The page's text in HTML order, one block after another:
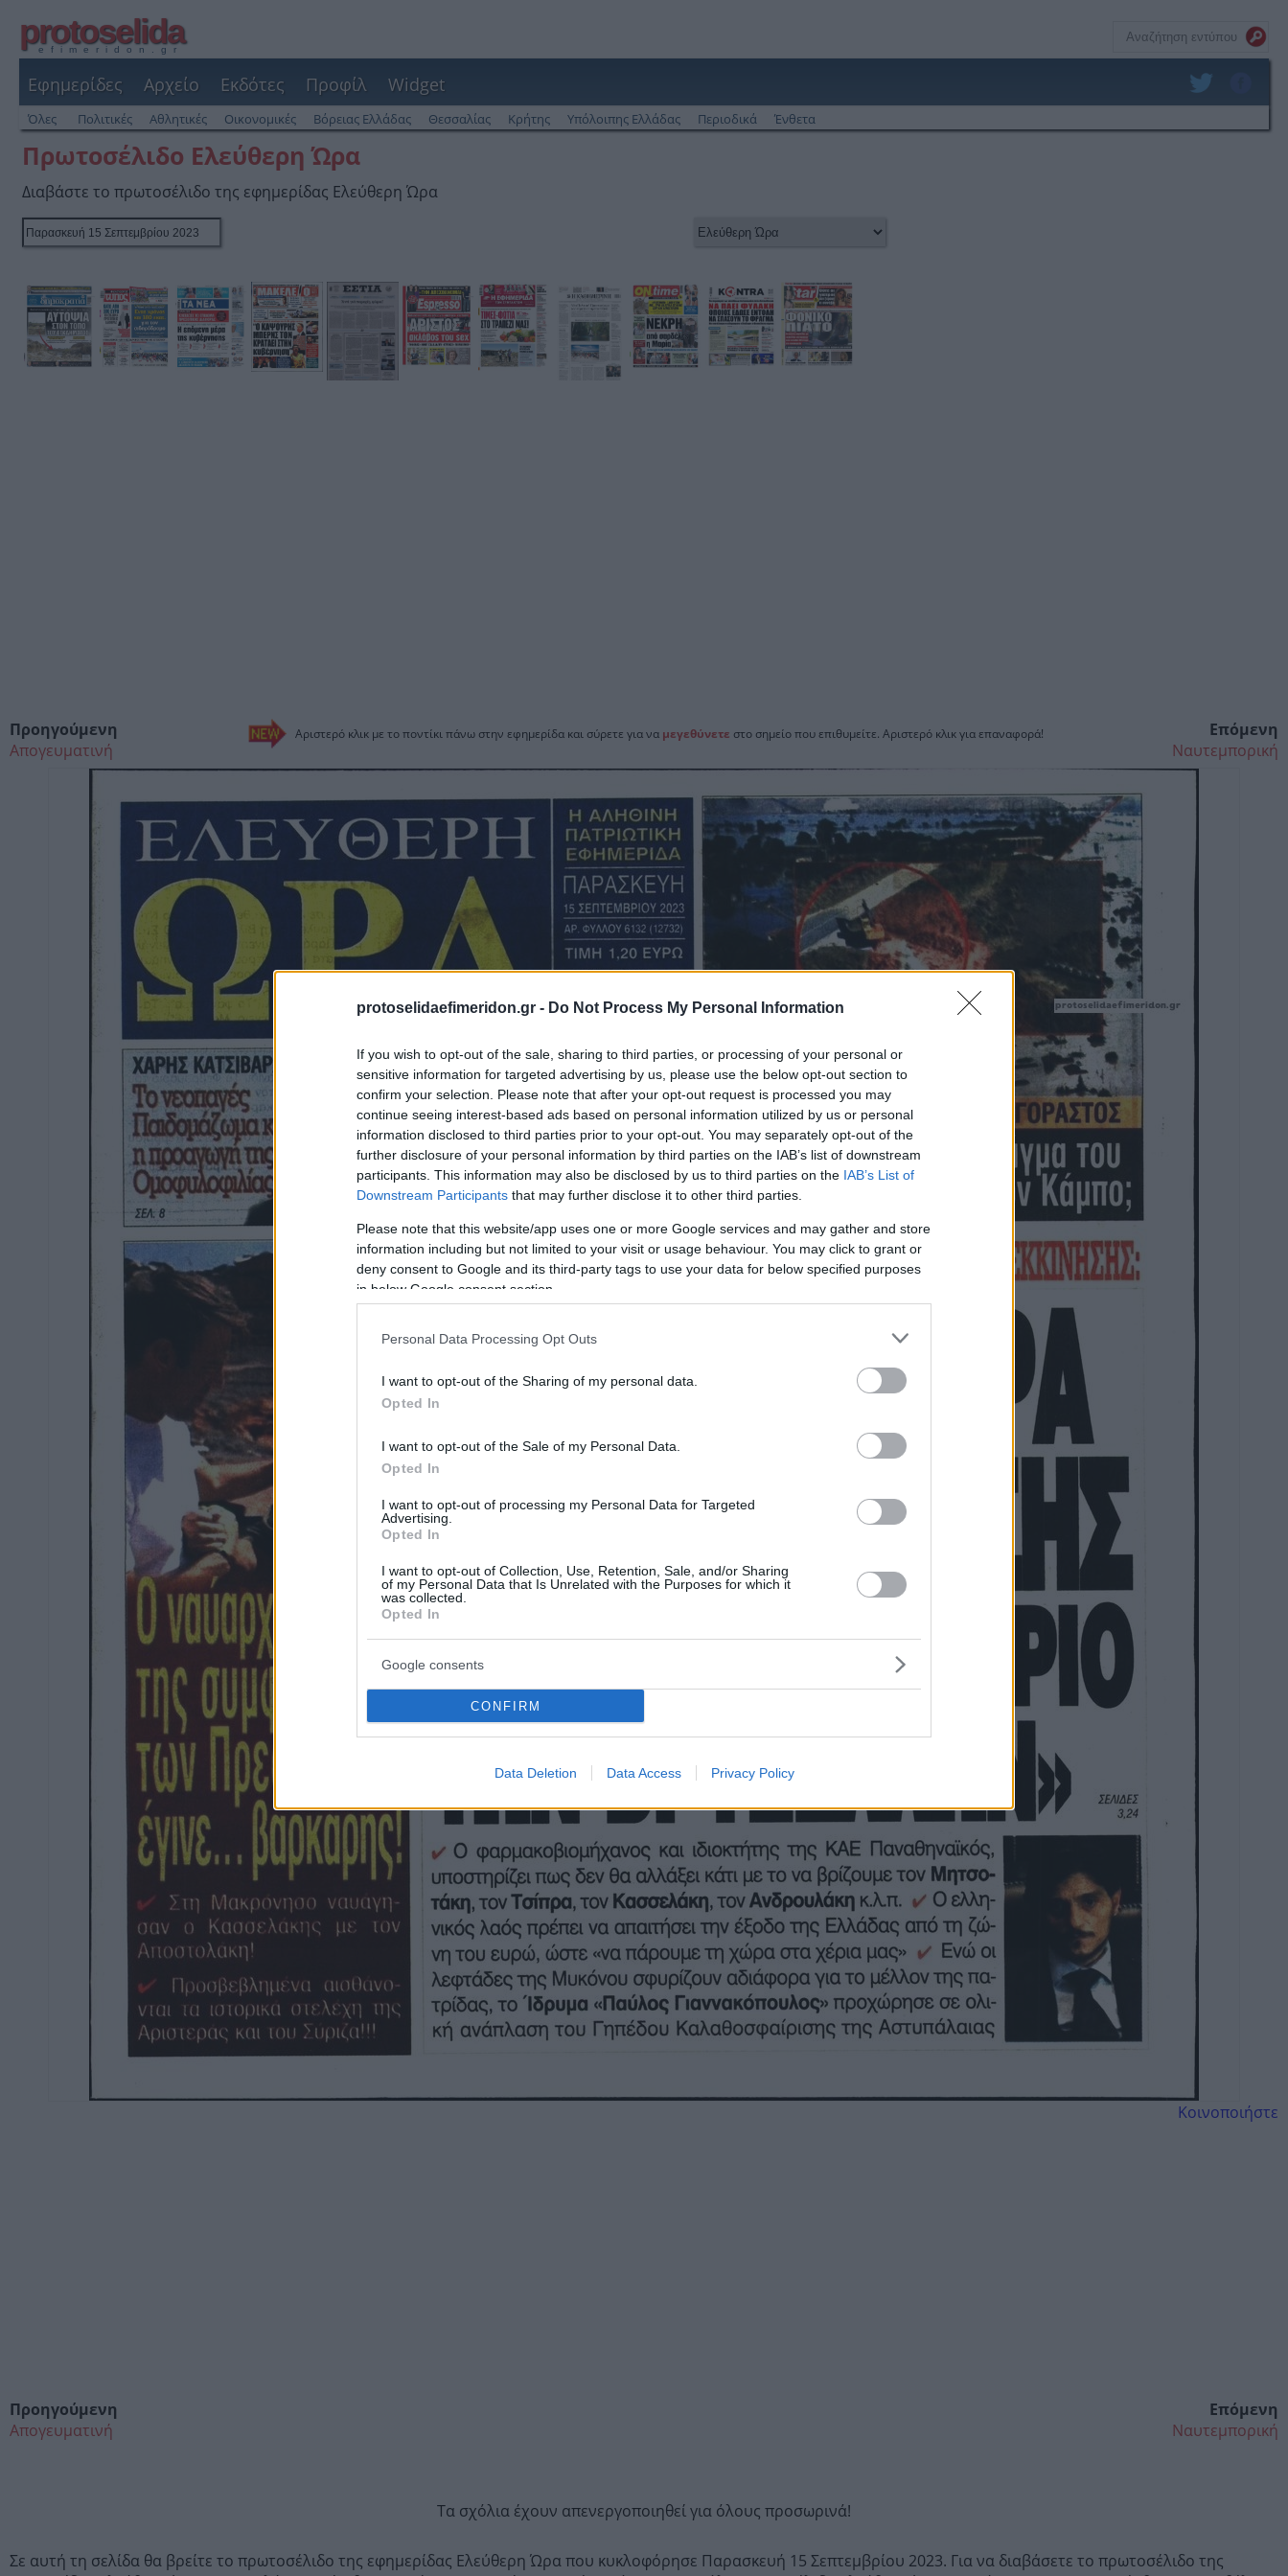
protoselidaefimeridon.gr - Do Not Process My Personal Information
If you wish to opt-out of the sale, sharing to third parties, or processing of your personal or
sensitive information for targeted advertising by us, please use the below opt-out section to
confirm your selection. Please note that after your opt-out request is processed you may
continue seeing interest-based ads based on personal information utilized by us or personal
information disclosed to third parties prior to your opt-out. You may separately opt-out of the
further disclosure of your personal information by third parties on the IAB’s list of downstream
participants. This information may also be disclosed by us to third parties on the IAB’s List of
Downstream Participants that may further disclose it to other third parties.
Please note that this website/app uses one or more Google services and may gather and store
information including but not limited to your visit or usage behaviour. You may click to grant or
deny consent to Google and its third-party tags to use your data for below specified purposes
in below Google consent section.
Personal Data Processing Opt Outs
I want to opt-out of the Sharing of my personal data.
Opted In
I want to opt-out of the Sale of my Personal Data.
Opted In
I want to opt-out of processing my Personal Data for Targeted
Advertising.
Opted In
I want to opt-out of Collection, Use, Retention, Sale, and/or Sharing
of my Personal Data that Is Unrelated with the Purposes for which it
was collected.
Opted In
Google consents
CONFIRM
Data Deletion Data Access Privacy Policy
protoselida
efimeridon.gr
Εφημερίδες Αρχείο Εκδότες Προφίλ Widget
Όλες Πολιτικές Αθλητικές Οικονομικές Βόρειας Ελλάδας Θεσσαλίας Κρήτης Υπόλοιπης Ελλάδας Περιοδικά Ένθετα
Πρωτοσέλιδο Ελεύθερη Ώρα
Διαβάστε το πρωτοσέλιδο της εφημερίδας Ελεύθερη Ώρα
Αριστερό κλικ με το ποντίκι πάνω στην εφημερίδα και σύρετε για να μεγεθύνετε στο σημείο που επιθυμείτε. Αριστερό κλικ για επαναφορά!
Προηγούμενη
Απογευματινή
Επόμενη
Ναυτεμπορική
Κοινοποιήστε
Προηγούμενη
Απογευματινή
Επόμενη
Ναυτεμπορική
Τα σχόλια έχουν απενεργοποιηθεί για όλους προσωρινά!
Σε αυτή τη σελίδα θα βρείτε το πρωτοσέλιδο της εφημερίδας Ελεύθερη Ώρα που κυκλοφόρησε Παρασκευή 15 Σεπτεμβρίου 2023. Για να διαβάσετε το πρωτοσέλιδο της